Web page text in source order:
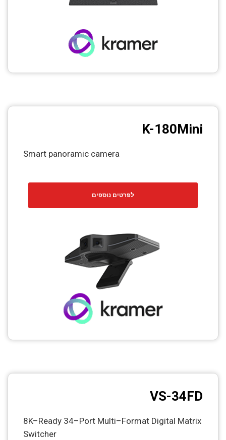
K-180Mini
Smart panoramic camera
לפרטים נוספים
VS-34FD
8K–Ready 34–Port Multi–Format Digital Matrix
Switcher